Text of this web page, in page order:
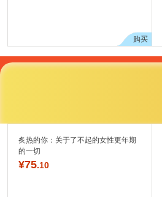
购买
炙热的你：关于了不起的女性更年期
的一切
¥75.10